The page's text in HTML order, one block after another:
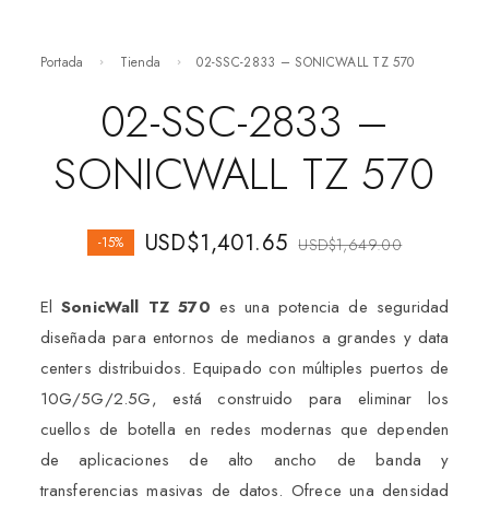
Portada Tienda 02-SSC-2833 – SONICWALL TZ 570
02-SSC-2833 –
SONICWALL TZ 570
-15% USD$1,649.00
USD$1,401.65
El SonicWall TZ 570 es una potencia de seguridad
diseñada para entornos de medianos a grandes y data
centers distribuidos. Equipado con múltiples puertos de
10G/5G/2.5G, está construido para eliminar los
cuellos de botella en redes modernas que dependen
de aplicaciones de alto ancho de banda y
transferencias masivas de datos. Ofrece una densidad